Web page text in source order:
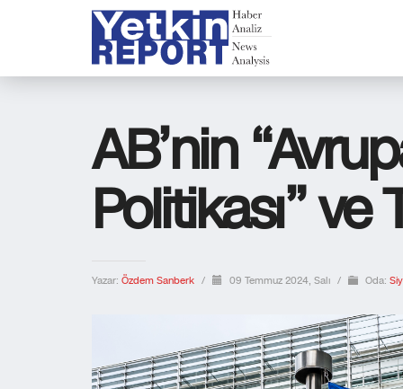
AB’nin
Politikası” ve
Yazar: Özdem Sanberk / 09 Temmuz 2024, Salı / Oda: